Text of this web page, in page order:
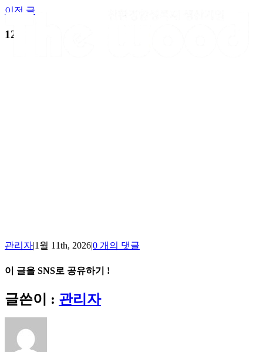
Skip
content
이전 글
12
관리자|1월 11th, 2026|0 개의 댓글
이 글을 SNS로 공유하기 !
Facebook
X
Reddit
LinkedIn
Tumblr
Pinterest
Vk
이
메
일
글쓴이 : 관리자